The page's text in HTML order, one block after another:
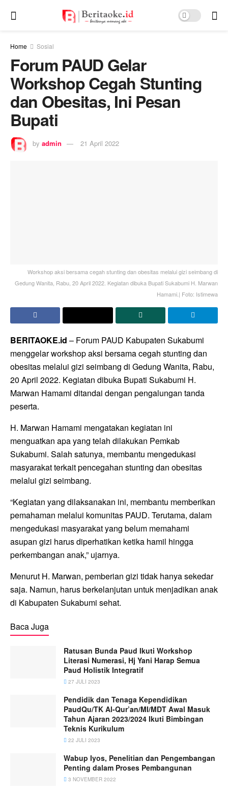
Home Sosial
Forum PAUD Gelar
Workshop Cegah Stunting
dan Obesitas, Ini Pesan
Bupati
by admin 21 April 2022
Workshop aksi bersama cegah stunting dan obesitas melalui gizi seimbang di
Gedung Wanita, Rabu, 20 April 2022. Kegiatan dibuka Bupati Sukabumi H. Marwan
Hamami.| Foto: Istimewa
BERITAOKE.id – Forum PAUD Kabupaten Sukabumi
menggelar workshop aksi bersama cegah stunting dan
obesitas melalui gizi seimbang di Gedung Wanita, Rabu,
20 April 2022. Kegiatan dibuka Bupati Sukabumi H.
Marwan Hamami ditandai dengan pengalungan tanda
peserta.
H. Marwan Hamami mengatakan kegiatan ini
menguatkan apa yang telah dilakukan Pemkab
Sukabumi. Salah satunya, membantu mengedukasi
masyarakat terkait pencegahan stunting dan obesitas
melalui gizi seimbang.
“Kegiatan yang dilaksanakan ini, membantu memberikan
pemahaman melalui komunitas PAUD. Terutama, dalam
mengedukasi masyarakat yang belum memahami
asupan gizi harus diperhatikan ketika hamil hingga
perkembangan anak,” ujarnya.
Menurut H. Marwan, pemberian gizi tidak hanya sekedar
saja. Namun, harus berkelanjutan untuk menjadikan anak
di Kabupaten Sukabumi sehat.
Baca Juga
Ratusan Bunda Paud Ikuti Workshop
Literasi Numerasi, Hj Yani Harap Semua
Paud Holistik Integratif
27 JULI 2023
Pendidik dan Tenaga Kependidikan
PaudQu/TK Al-Qur’an/MI/MDT Awal Masuk
Tahun Ajaran 2023/2024 Ikuti Bimbingan
Teknis Kurikulum
22 JULI 2023
Wabup Iyos, Penelitian dan Pengembangan
Penting dalam Proses Pembangunan
3 NOVEMBER 2022